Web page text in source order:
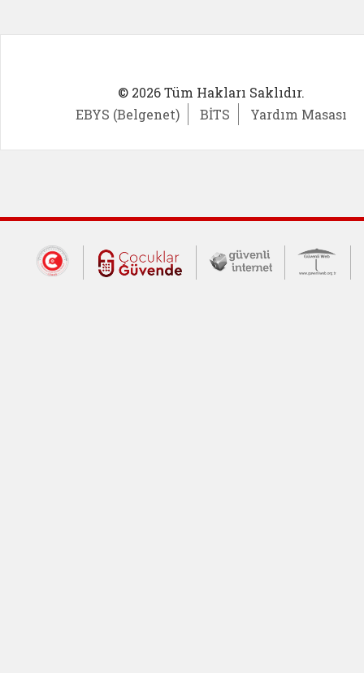
© 2026 Tüm Hakları Saklıdır.
EBYS (Belgenet)
BİTS Yardım Masası
Dış Bağlantılar
Cumhurbaşkanlığı İletişim Merkezi
Çocuklar Güvende (yeni
Güvenli